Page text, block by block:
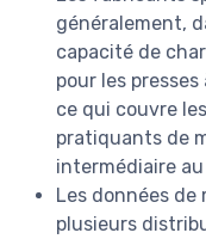
généralement,
capacité de
pour les
ce qui couvre
pratiquants de
intermédiaire
Les données
plusieurs